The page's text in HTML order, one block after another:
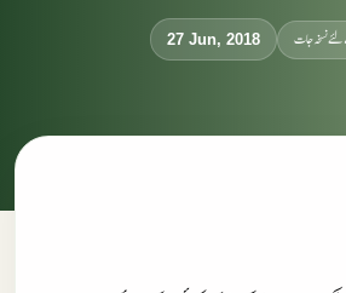
27 Jun, 2018 نسخہ جات